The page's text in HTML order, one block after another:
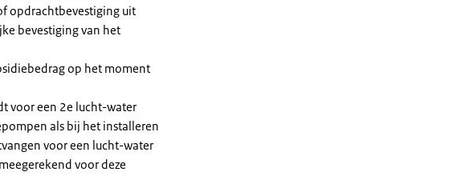
opdrachtbevestiging uit
bevestiging van het
op het moment
voor een 2e lucht-water
als bij het installeren
voor een lucht-water
voor deze